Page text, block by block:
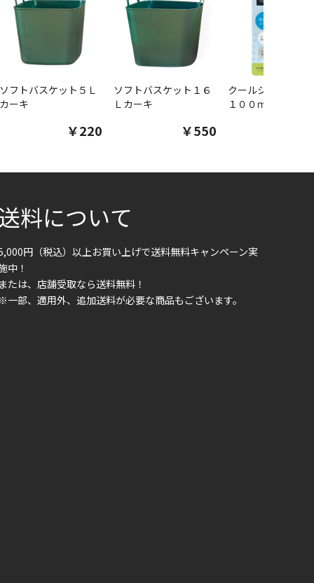
ソフトバスケット５Ｌ
カーキ
￥220
ソフトバスケット１６
Ｌカーキ
￥550
クールシャツスプ
１００ｍｌ
料について
円（税込）以上お買い上げで送料無料キャンペーン実
中！
または、店舗受取なら送料無料！
※一部、適用外、追加送料が必要な商品もございます。